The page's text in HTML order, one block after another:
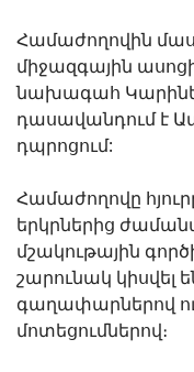
Համաժողովին
միջազգային
նախագահ Կարինե
դասավանդում է
դպրոցում:
Համաժողովը
երկրներից
մշակութային
շարունակ կիսվել
գաղափարներով
մոտեցումներով։